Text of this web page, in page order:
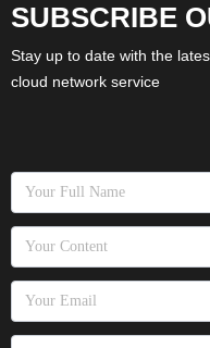
SUBSCRIBE
Stay up to date with the
cloud network service